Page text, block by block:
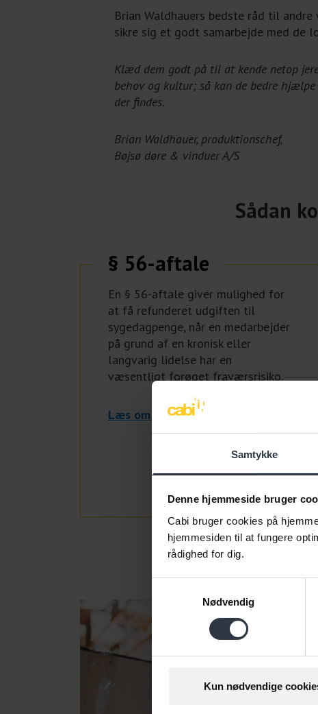
Samtykke
Denne hjemmeside bruger
Cabi bruger cookies på
hjemmesiden til at fungere
rådighed for dig.
Nødvendig
Kun nødvendige
Brian Waldhauers bedste råd til andre
sikre sig et godt samarbejde med de
Klæd dem godt på til at kende netop
behov og kultur; så kan de bedre hjælpe
der findes.
Brian Waldhauer, produktionschef,
Bøjsø døre & vinduer A/S
Sådan
§ 56-aftale
En § 56-aftale giver mulighed for
at få refunderet udgiften til
sygedagpenge, når en medarbejder
på grund af en kronisk eller
langvarig lidelse har en
væsentligt forøget fraværsrisiko.
Læs om § 56-aftalen